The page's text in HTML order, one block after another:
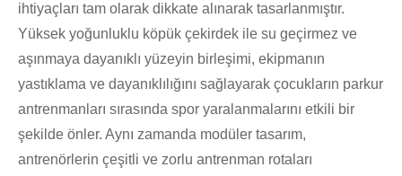
ihtiyaçları tam olarak dikkate alınarak tasarlanmıştır.
Yüksek yoğunluklu köpük çekirdek ile su geçirmez ve
aşınmaya dayanıklı yüzeyin birleşimi, ekipmanın
yastıklama ve dayanıklılığını sağlayarak çocukların parkur
antrenmanları sırasında spor yaralanmalarını etkili bir
şekilde önler. Aynı zamanda modüler tasarım,
antrenörlerin çeşitli ve zorlu antrenman rotaları